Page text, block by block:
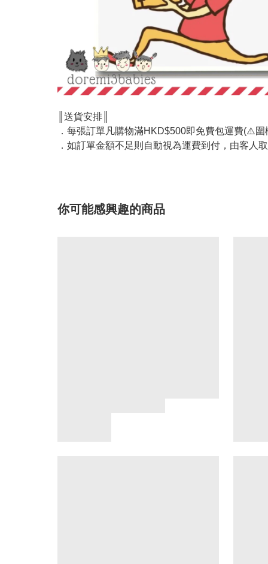
║送貨安排║
．每張訂單凡購物滿HKD$500即免費包運費(⚠️
．如訂單金額不足則自動視為運費到付，由客人
你可能感興趣的商品